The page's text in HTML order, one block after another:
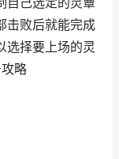
击败后就能完成
选择要上场的灵
略